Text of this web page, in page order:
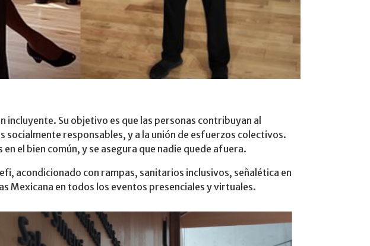
incluyente. Su objetivo es que las personas contribuyan al
socialmente responsables, y a la unión de esfuerzos colectivos.
el bien común, y se asegura que nadie quede afuera.
acondicionado con rampas, sanitarios inclusivos, señalética en
Mexicana en todos los eventos presenciales y virtuales.